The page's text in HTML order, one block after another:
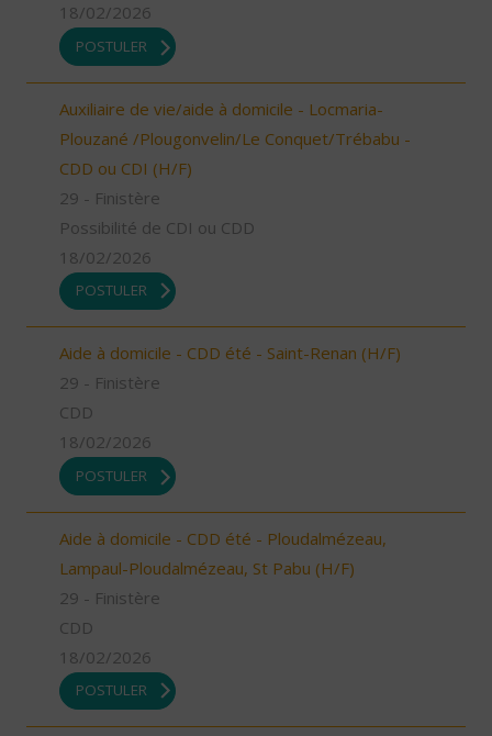
18/02/2026
POSTULER
Auxiliaire de vie/aide à domicile - Locmaria-
Plouzané /Plougonvelin/Le Conquet/Trébabu -
CDD ou CDI (H/F)
29 - Finistère
Possibilité de CDI ou CDD
18/02/2026
POSTULER
Aide à domicile - CDD été - Saint-Renan (H/F)
29 - Finistère
CDD
18/02/2026
POSTULER
Aide à domicile - CDD été - Ploudalmézeau,
Lampaul-Ploudalmézeau, St Pabu (H/F)
29 - Finistère
CDD
18/02/2026
POSTULER